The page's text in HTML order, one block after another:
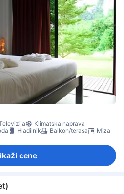
Klimatska naprava
Hladilnik Balkon/terasa
Miza
cene